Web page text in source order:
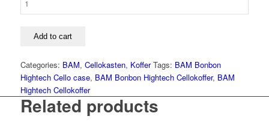
CELLOKASTEN
Add to cart
Categories: BAM, Cellokasten, Koffer Tags: BAM Bonbon
Hightech Cello case, BAM Bonbon Hightech Cellokoffer, BAM
Hightech Cellokoffer
Related products